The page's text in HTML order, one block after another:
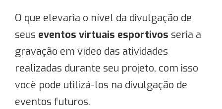
O que elevaria o nível da divulgação de
seus eventos virtuais esportivos seria a
gravação em vídeo das atividades
realizadas durante seu projeto, com isso
você pode utilizá-los na divulgação de
eventos futuros.